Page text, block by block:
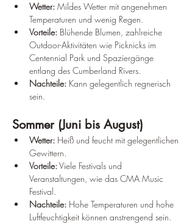
Wetter: Mildes Wetter mit angenehmen
Temperaturen und wenig Regen.
Vorteile: Blühende Blumen, zahlreiche
Outdoor-Aktivitäten wie Picknicks im
Centennial Park und Spaziergänge
entlang des Cumberland Rivers.
Nachteile: Kann gelegentlich regnerisch
sein.
Sommer (Juni bis August)
Wetter: Heiß und feucht mit gelegentlichen
Gewittern.
Vorteile: Viele Festivals und
Veranstaltungen, wie das CMA Music
Festival.
Nachteile: Hohe Temperaturen und hohe
Luftfeuchtigkeit können anstrengend sein.